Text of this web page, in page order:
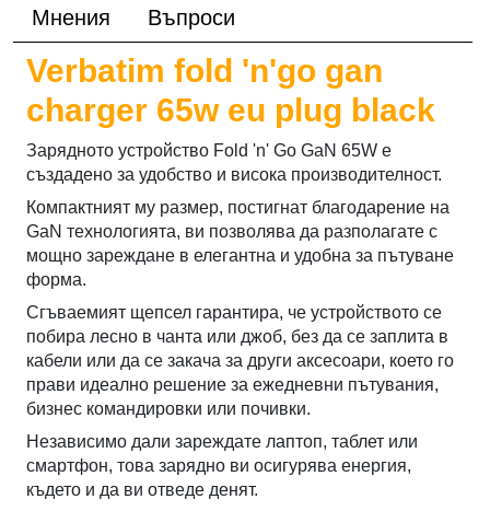
Мнения Въпроси
Verbatim fold 'n'go gan
charger 65w eu plug black
Зарядното устройство Fold 'n' Go GaN 65W е
създадено за удобство и висока производителност.
Компактният му размер, постигнат благодарение на
GaN технологията, ви позволява да разполагате с
мощно зареждане в елегантна и удобна за пътуване
форма.
Сгъваемият щепсел гарантира, че устройството се
побира лесно в чанта или джоб, без да се заплита в
кабели или да се закача за други аксесоари, което го
прави идеално решение за ежедневни пътувания,
бизнес командировки или почивки.
Независимо дали зареждате лаптоп, таблет или
смартфон, това зарядно ви осигурява енергия,
където и да ви отведе денят.